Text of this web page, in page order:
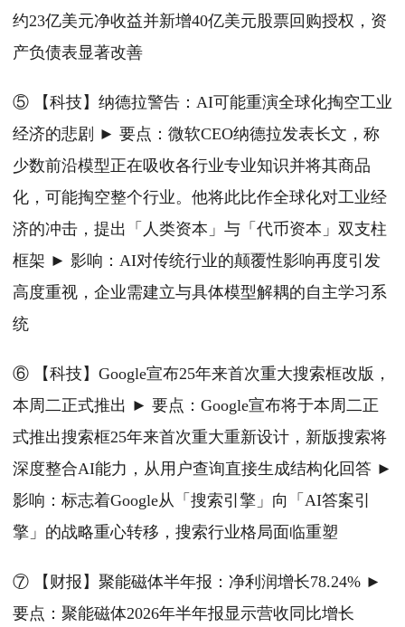
约23亿美元净收益并新增40亿美元股票回购授权，资
产负债表显著改善
⑤ 【科技】纳德拉警告：AI可能重演全球化掏空工业
经济的悲剧 ► 要点：微软CEO纳德拉发表长文，称
少数前沿模型正在吸收各行业专业知识并将其商品
化，可能掏空整个行业。他将此比作全球化对工业经
济的冲击，提出「人类资本」与「代币资本」双支柱
框架 ► 影响：AI对传统行业的颠覆性影响再度引发
高度重视，企业需建立与具体模型解耦的自主学习系
统
⑥ 【科技】Google宣布25年来首次重大搜索框改版，
本周二正式推出 ► 要点：Google宣布将于本周二正
式推出搜索框25年来首次重大重新设计，新版搜索将
深度整合AI能力，从用户查询直接生成结构化回答 ►
影响：标志着Google从「搜索引擎」向「AI答案引
擎」的战略重心转移，搜索行业格局面临重塑
⑦ 【财报】聚能磁体半年报：净利润增长78.24% ►
要点：聚能磁体2026年半年报显示营收同比增长